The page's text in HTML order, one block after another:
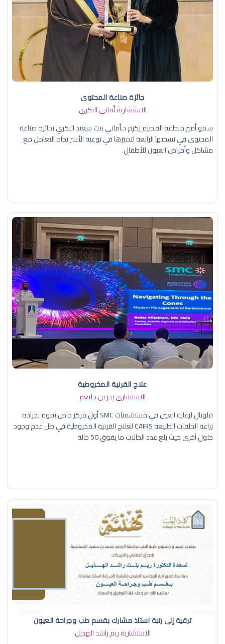
جائزة صناعة المحتوى
الاستشارية أماني البكري
سمو أمير منطقة القصيم يكرم د.أماني بنت سعيد البكري بجائزة صناعة
المحتوى في نسختها الرابعة لتميزها في توعية الأسر تجاه التعامل مع
مشاكل وأمراض العيون للأطفال.
علاج القرنية المخروطية
الاستشاري بدر بن جليغم
قلوبال لرعاية العين في مستشفيات SMC أول مركز خاص يقوم بجراحة
زراعة الحلقات الطبيعة CAIRS لعلاج القرنية المخروطية في ظل عدم وجود
حلول آخرى حيث بلغ عدد الحالات ما يفوق 50 حالة
ترقية إلى رتبة استاذ مشارك بقسم طب وجراحة العيون
الاستشارية ريم راشد الهذيل